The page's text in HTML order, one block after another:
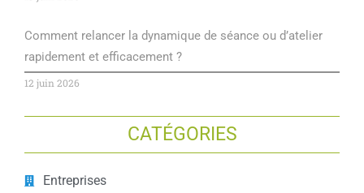
Comment relancer la dynamique de séance ou d’atelier
rapidement et efficacement ?
12 juin 2026
CATÉGORIES
Entreprises